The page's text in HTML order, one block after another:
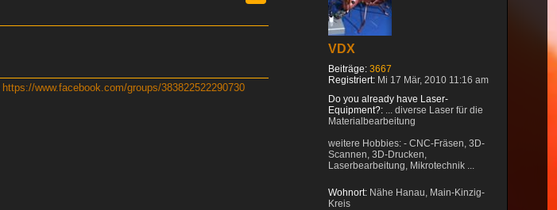
VDX
Beiträge: 3667
Registriert: Mi 17 Mär, 2010 11:16 am
Do you already have Laser-
Equipment?: ... diverse Laser für die
Materialbearbeitung
weitere Hobbies: - CNC-Fräsen, 3D-
Scannen, 3D-Drucken,
Laserbearbeitung, Mikrotechnik ...
Wohnort: Nähe Hanau, Main-Kinzig-
Kreis
https://www.facebook.com/groups/383822522290730